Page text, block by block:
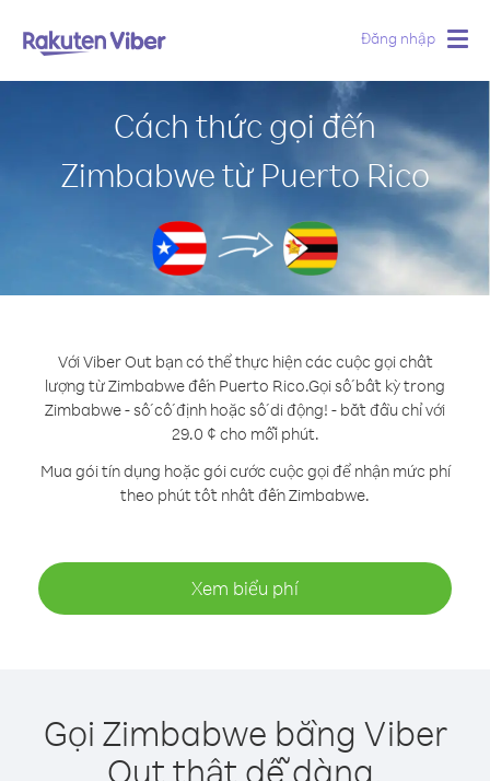
Đăng nhập
Cách thức gọi đến
Zimbabwe từ Puerto Rico
Với Viber Out bạn có thể thực hiện các cuộc gọi chất
lượng từ Zimbabwe đến Puerto Rico.Gọi số bất kỳ trong
Zimbabwe - số cố định hoặc số di động! - bắt đầu chỉ với
29.0 ¢ cho mỗi phút.
Mua gói tín dụng hoặc gói cước cuộc gọi để nhận mức phí
theo phút tốt nhất đến Zimbabwe.
Xem biểu phí
Gọi Zimbabwe bằng Viber
Out thật dễ dàng.